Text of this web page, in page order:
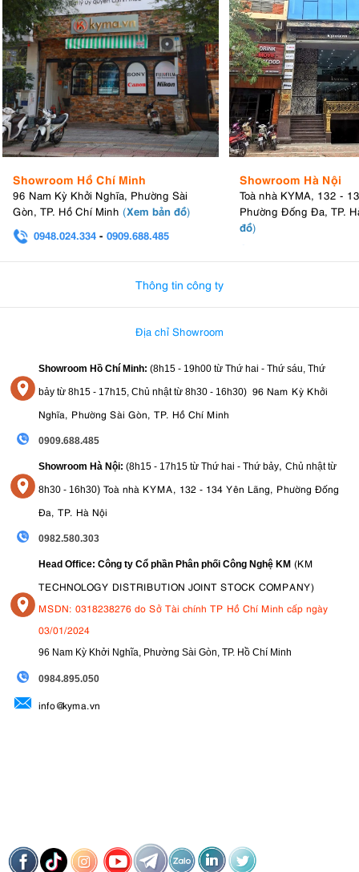
Showroom Hồ Chí Minh
96 Nam Kỳ Khởi Nghĩa, Phường Sài
Gòn, TP. Hồ Chí Minh (Xem bản đồ)
0948.024.334 - 0909.688.485
Showroom Hà Nội
Toà nhà KYMA, 132 -
Phường Đống Đa, TP.
đồ)
Thông tin công ty
Địa chỉ Showroom
Showroom Hồ Chí Minh: (8h15 - 19h00 từ Thứ hai - Thứ sáu, Thứ
bảy từ 8h15 - 17h15, Chủ nhật từ 8h30 - 16h30) 96 Nam Kỳ Khởi
Nghĩa, Phường Sài Gòn, TP. Hồ Chí Minh
0909.688.485
Showroom Hà Nội: (8h15 - 17h15 từ Thứ hai - Thứ bảy, Chủ nhật từ
8h30 - 16h30) Toà nhà KYMA, 132 - 134 Yên Lãng, Phường Đống
Đa, TP. Hà Nội
0982.580.303
Head Office: Công ty Cổ phần Phân phối Công Nghệ KM (KM
TECHNOLOGY DISTRIBUTION JOINT STOCK COMPANY)
MSDN: 0318238276 do Sở Tài chính TP Hồ Chí Minh cấp ngày
03/01/2024
96 Nam Kỳ Khởi Nghĩa, Phường Sài Gòn, TP. Hồ Chí Minh
0984.895.050
info@kyma.vn